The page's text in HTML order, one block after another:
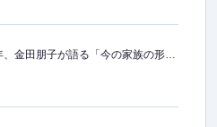
離婚から2年、金田朋子が語る「今の家族の形」とは？その素顔に迫る